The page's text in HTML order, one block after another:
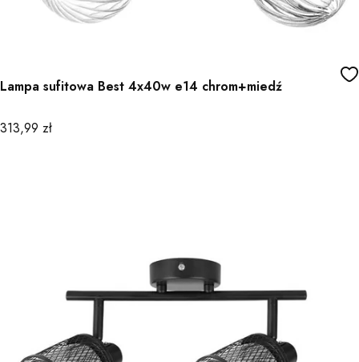
Lampa sufitowa Best 4x40w e14 chrom+miedź
Cena
313,99 zł